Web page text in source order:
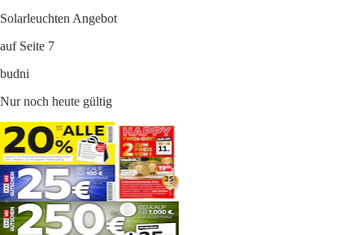
Solarleuchten Angebot
auf Seite 7
budni
Nur noch heute gültig